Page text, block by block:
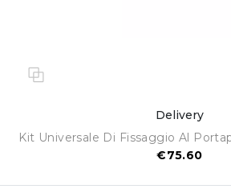
Delivery
Kit Universale Di Fissaggio Al
€75.60